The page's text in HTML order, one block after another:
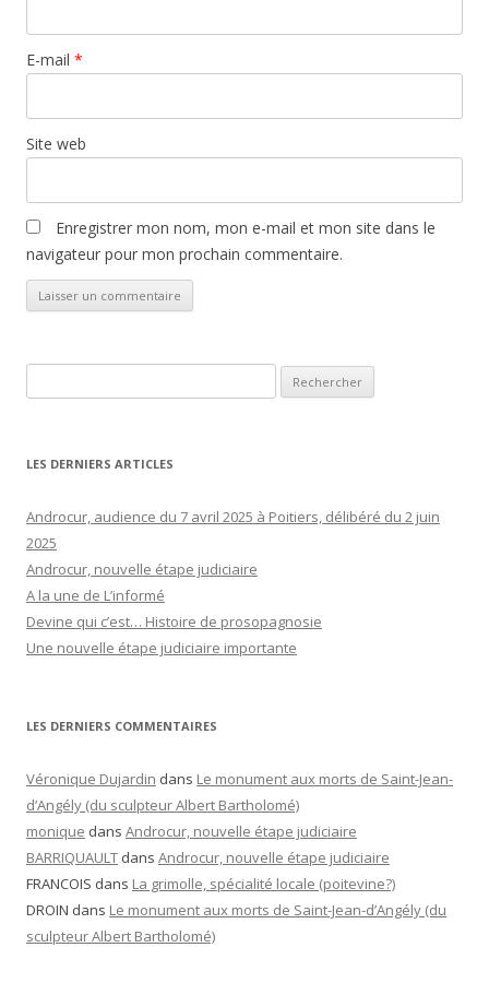
E-mail *
Site web
Enregistrer mon nom, mon e-mail et mon site dans le
navigateur pour mon prochain commentaire.
LES DERNIERS ARTICLES
Androcur, audience du 7 avril 2025 à Poitiers, délibéré du 2 juin
2025
Androcur, nouvelle étape judiciaire
A la une de L’informé
Devine qui c’est… Histoire de prosopagnosie
Une nouvelle étape judiciaire importante
LES DERNIERS COMMENTAIRES
Véronique Dujardin dans Le monument aux morts de Saint-Jean-
d’Angély (du sculpteur Albert Bartholomé)
monique dans Androcur, nouvelle étape judiciaire
BARRIQUAULT dans Androcur, nouvelle étape judiciaire
FRANCOIS dans La grimolle, spécialité locale (poitevine?)
DROIN dans Le monument aux morts de Saint-Jean-d’Angély (du
sculpteur Albert Bartholomé)